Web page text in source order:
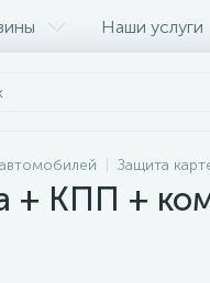
Наши услуги
Защита
+ КПП +